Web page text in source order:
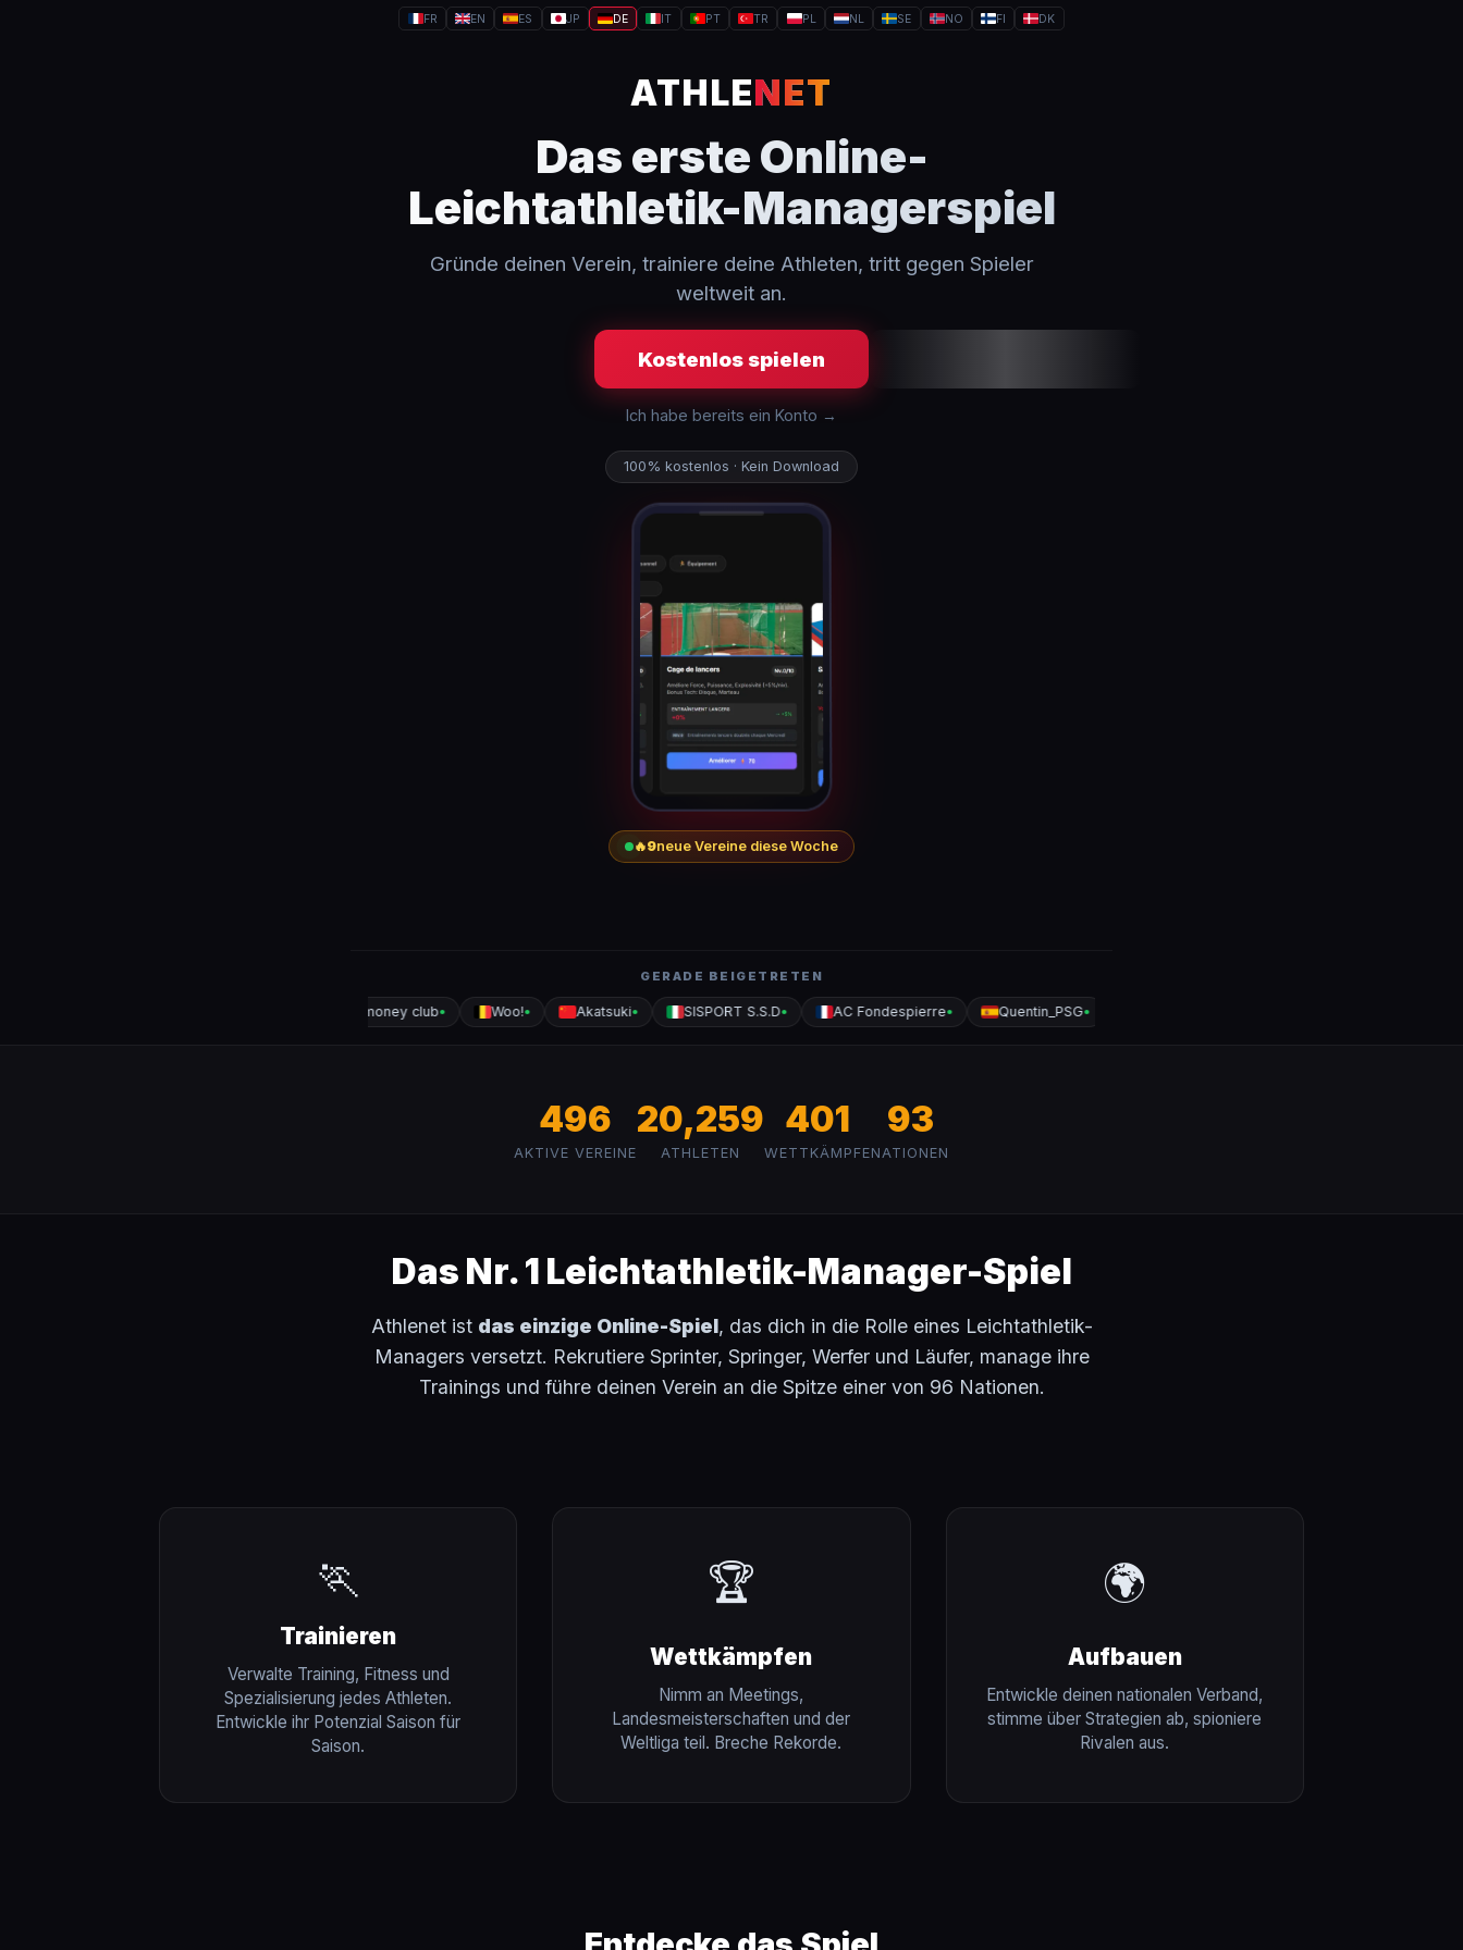
FR EN ES JP DE IT PT TR PL NL SE NO FI DK
ATHLENET
Das erste Online-
Leichtathletik-Managerspiel
Gründe deinen Verein, trainiere deine Athleten, tritt gegen Spieler
weltweit an.
Kostenlos spielen
Ich habe bereits ein Konto →
100% kostenlos · Kein Download
🔥9neue Vereine diese Woche
GERADE BEIGETRETEN
Big money club● Woo! ● Akatsuki● SISPORT S.S.D ● AC Fondespierre● Quentin_PSG●
496
AKTIVE VEREINE
20,259
ATHLETEN
401
WETTKÄMPFE
93
NATIONEN
Das Nr. 1 Leichtathletik-Manager-Spiel
Athlenet ist das einzige Online-Spiel, das dich in die Rolle eines Leichtathletik-
Managers versetzt. Rekrutiere Sprinter, Springer, Werfer und Läufer, manage ihre
Trainings und führe deinen Verein an die Spitze einer von 96 Nationen.
🏃
Trainieren
Verwalte Training, Fitness und
Spezialisierung jedes Athleten.
Entwickle ihr Potenzial Saison für
Saison.
🏆
Wettkämpfen
Nimm an Meetings,
Landesmeisterschaften und der
Weltliga teil. Breche Rekorde.
🌍
Aufbauen
Entwickle deinen nationalen Verband,
stimme über Strategien ab, spioniere
Rivalen aus.